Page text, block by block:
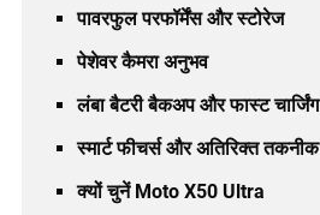
पावरफुल परफॉर्मेंस और स्टोरेज
पेशेवर कैमरा अनुभव
लंबा बैटरी बैकअप और फास्ट चार्जिंग
स्मार्ट फीचर्स और अतिरिक्त तकनीक
क्यों चुनें Moto X50 Ultra